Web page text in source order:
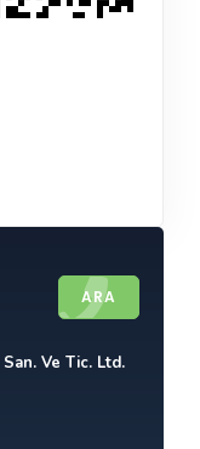
ARA
San. Ve Tic. Ltd.